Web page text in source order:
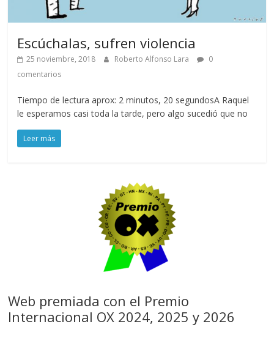
Escúchalas, sufren violencia
25 noviembre, 2018 Roberto Alfonso Lara
0
comentarios
Tiempo de lectura aprox: 2 minutos, 20 segundosA Raquel
le esperamos casi toda la tarde, pero algo sucedió que no
Leer más
Web premiada con el Premio
Internacional OX 2024, 2025 y 2026